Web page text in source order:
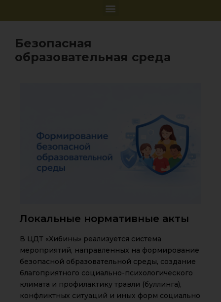
Безопасная
образовательная среда
Локальные нормативные акты
В ЦДТ «Хибины» реализуется система
мероприятий, направленных на формирование
безопасной образовательной среды, создание
благоприятного социально-психологического
климата и профилактику травли (буллинга),
конфликтных ситуаций и иных форм социально